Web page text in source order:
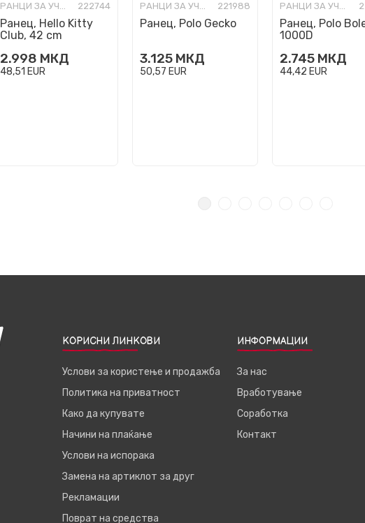
РАНЦИ ЗА УЧИЛИШТЕ 222744
Ранец, Hello Kitty
Club, 42 cm
2.998 МКД
48,51 EUR
РАНЦИ ЗА УЧИЛИШТЕ 221988
Ранец, Polo Gecko
3.125 МКД
50,57 EUR
РАНЦИ ЗА УЧИЛИШТЕ
Ранец, Polo
1000D
2.745 МКД
44,42 EUR
КОРИСНИ ЛИНКОВИ
Услови за користење и продажба
Политика на приватност
Како да купувате
Начини на плаќање
Услови на испорака
Замена на артиклот за друг
Рекламации
Поврат на средства
ИНФОРМАЦИИ
За нас
Вработување
Соработка
Контакт